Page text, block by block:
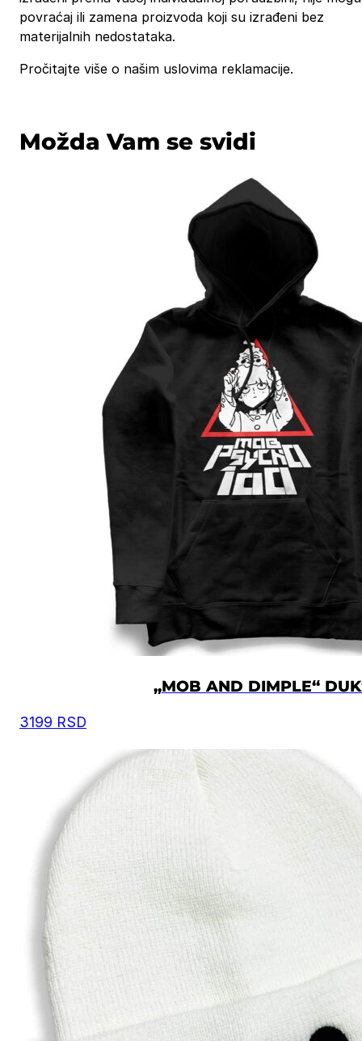
povraćaj ili zamena proizvoda koji su izrađeni bez
materijalnih nedostataka.
Pročitajte više o našim uslovima reklamacije.
Možda Vam se svidi
„MOB AND DIMPLE“
3199 RSD